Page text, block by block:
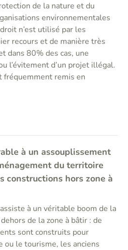
de la nature et du
environnementales
n’est utilisé par les
recours et de manière très
dans 80% des cas, une
l’évitement d’un projet illégal.
fréquemment remis en
à un assouplissement
du territoire
constructions hors zone à
à un véritable boom de la
de la zone à bâtir : de
sont construits pour
le tourisme, les anciens